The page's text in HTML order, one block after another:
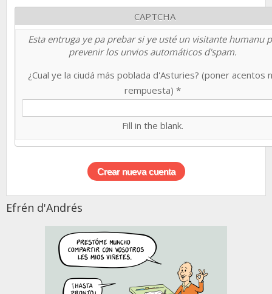
CAPTCHA
Esta entruga ye pa prebar si ye usté un visitante humanu
prevenir los unvios automáticos d'spam.
¿Cual ye la ciudá más poblada d'Asturies? (poner acentos
rempuesta) *
Fill in the blank.
Efrén d'Andrés